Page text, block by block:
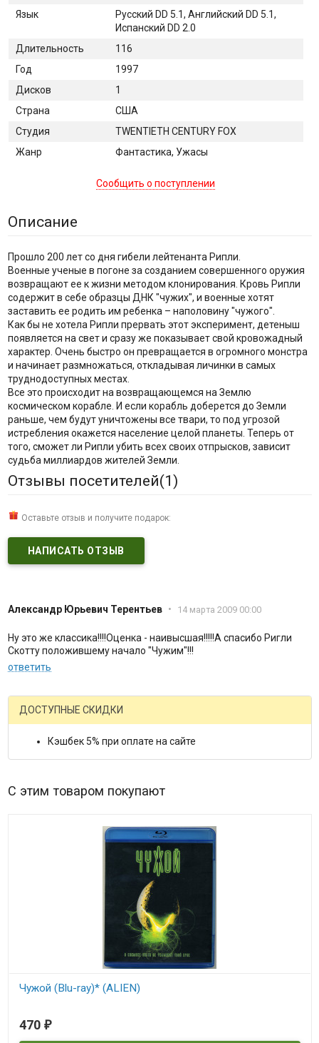
Язык
Русский DD 5.1, Английский DD 5.1,
Испанский DD 2.0
Длительность
116
Год
1997
Дисков
1
Страна
США
Студия
TWENTIETH CENTURY FOX
Жанр
Фантастика, Ужасы
Сообщить о поступлении
Описание
Прошло 200 лет со дня гибели лейтенанта Рипли.
Военные ученые в погоне за созданием совершенного оружия
возвращают ее к жизни методом клонирования. Кровь Рипли
содержит в себе образцы ДНК "чужих", и военные хотят
заставить ее родить им ребенка – наполовину "чужого".
Как бы не хотела Рипли прервать этот эксперимент, детеныш
появляется на свет и сразу же показывает свой кровожадный
характер. Очень быстро он превращается в огромного монстра
и начинает размножаться, откладывая личинки в самых
труднодоступных местах.
Все это происходит на возвращающемся на Землю
космическом корабле. И если корабль доберется до Земли
раньше, чем будут уничтожены все твари, то под угрозой
истребления окажется население целой планеты. Теперь от
того, сможет ли Рипли убить всех своих отпрысков, зависит
судьба миллиардов жителей Земли.
Отзывы посетителей(1)
Оставьте отзыв и получите подарок:
НАПИСАТЬ ОТЗЫВ
Александр Юрьевич Терентьев • 14 марта 2009 00:00
Ну это же классика!!!!Оценка - наивысшая!!!!!А спасибо Ригли
Скотту положившему начало "Чужим"!!!
ответить
ДОСТУПНЫЕ СКИДКИ
Кэшбек 5% при оплате на сайте
С этим товаром покупают
Чужой (Blu-ray)* (ALIEN)
470 ₽